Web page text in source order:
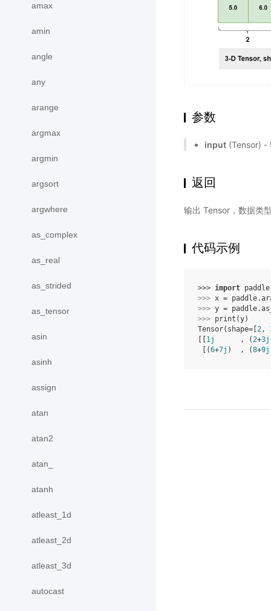
amax
amin
angle
any
arange
argmax
argmin
argsort
argwhere
as_complex
as_real
as_strided
as_tensor
asin
asinh
assign
atan
atan2
atan_
atanh
atleast_1d
atleast_2d
atleast_3d
autocast
参数
input (Tensor) -
返回
输出 Tensor，数据
代码示例
>>> import paddle
>>> x = paddle.
>>> y = paddle.
>>> print (y)
Tensor(shape=[2 ,
[[1j
      , (
2+3j
[(6+7j )  , (8+9j